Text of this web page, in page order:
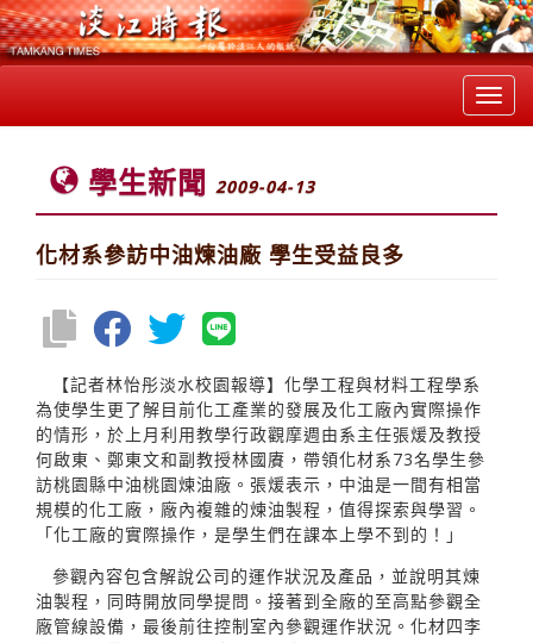
學生新聞 2009-04-13
化材系參訪中油煉油廠 學生受益良多
【記者林怡彤淡水校園報導】化學工程與材料工程學系
為使學生更了解目前化工產業的發展及化工廠內實際操作
的情形，於上月利用教學行政觀摩週由系主任張煖及教授
何啟東、鄭東文和副教授林國賡，帶領化材系73名學生參
訪桃園縣中油桃園煉油廠。張煖表示，中油是一間有相當
規模的化工廠，廠內複雜的煉油製程，值得探索與學習。
「化工廠的實際操作，是學生們在課本上學不到的！」
參觀內容包含解說公司的運作狀況及產品，並說明其煉
油製程，同時開放同學提問。接著到全廠的至高點參觀全
廠管線設備，最後前往控制室內參觀運作狀況。化材四李